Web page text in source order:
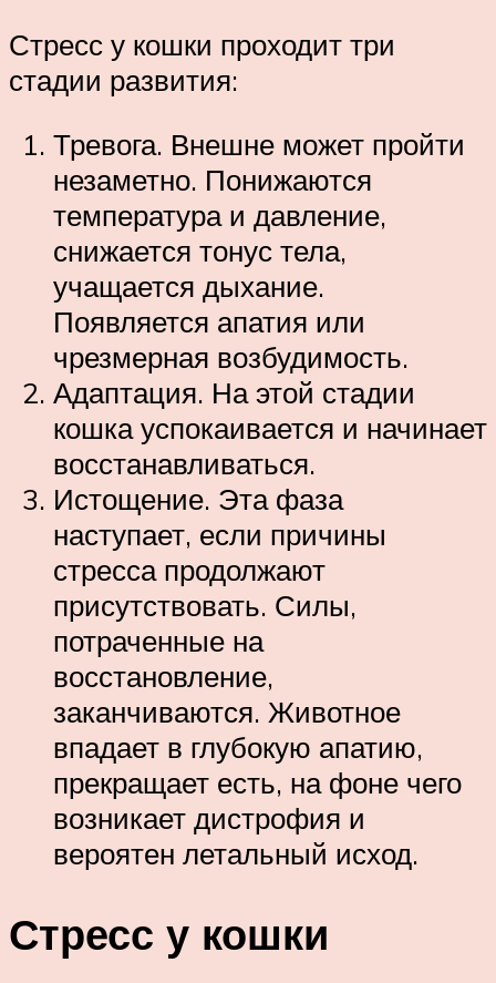
Стресс у кошки проходит три
стадии развития:
Тревога. Внешне может пройти
незаметно. Понижаются
температура и давление,
снижается тонус тела,
учащается дыхание.
Появляется апатия или
чрезмерная возбудимость.
Адаптация. На этой стадии
кошка успокаивается и начинает
восстанавливаться.
Истощение. Эта фаза
наступает, если причины
стресса продолжают
присутствовать. Силы,
потраченные на
восстановление,
заканчиваются. Животное
впадает в глубокую апатию,
прекращает есть, на фоне чего
возникает дистрофия и
вероятен летальный исход.
Стресс у кошки